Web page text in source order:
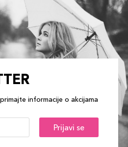
informacije o akcijama
Prijavi se